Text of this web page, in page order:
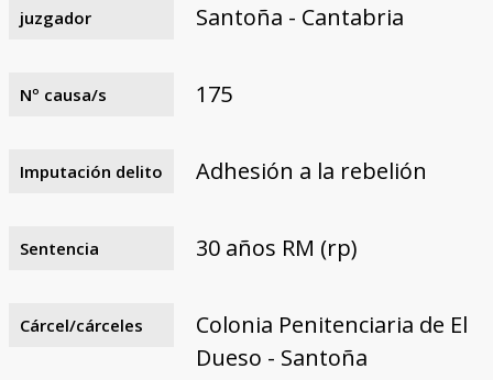
juzgador
Santoña - Cantabria
Nº causa/s 175
Imputación delito Adhesión a la rebelión
Sentencia 30 años RM (rp)
Cárcel/cárceles
Colonia Penitenciaria de El
Dueso - Santoña